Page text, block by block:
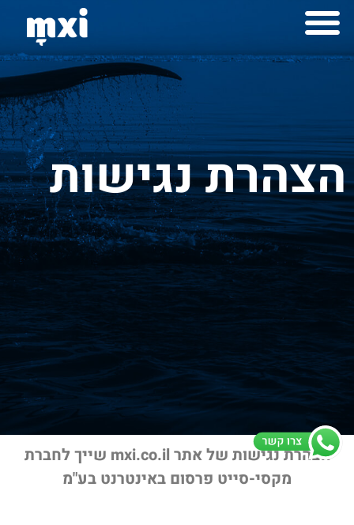
לתוכן
הצהרת נגישות
הצהרת נגישות של אתר mxi.co.il שייך לחברת
מקסי-סייט פרסום באינטרנט בע"מ